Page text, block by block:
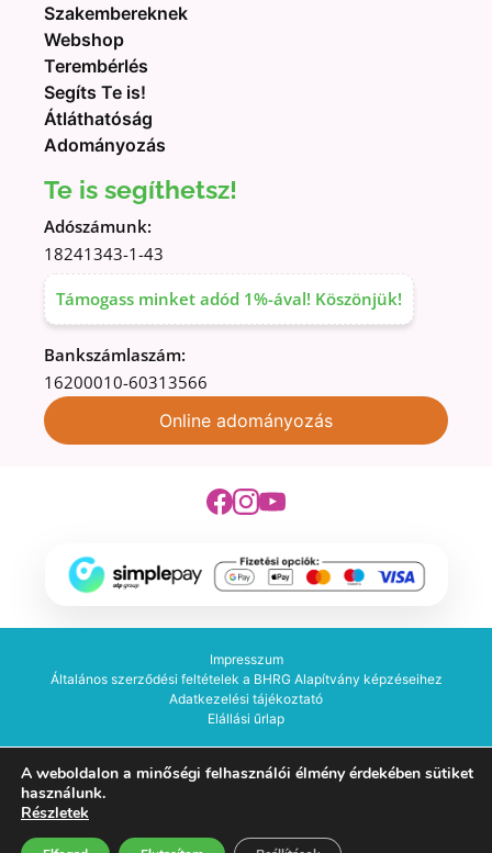
Szakembereknek
Webshop
Terembérlés
Segíts Te is!
Átláthatóság
Adományozás
Te is segíthetsz!
Adószámunk:
18241343-1-43
Támogass minket adód 1%-ával! Köszönjük!
Bankszámlaszám:
16200010-60313566
Online adományozás
Impresszum
Általános szerződési feltételek a BHRG Alapítvány képzéseihez
Adatkezelési tájékoztató
Elállási űrlap
2026. Minden jog fenntartva!
A weboldalon a minőségi felhasználói élmény érdekében sütiket
használunk.
Részletek